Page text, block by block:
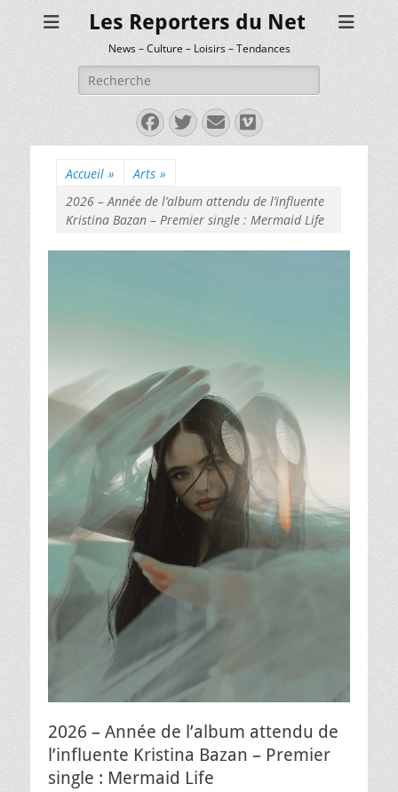
Les Reporters du Net
News – Culture – Loisirs – Tendances
Rechercher :
Facebook
Twitter
E-
mail
Vimeo
Accueil » Arts »
2026 – Année de l’album attendu de l’influente
Kristina Bazan – Premier single : Mermaid Life
2026 – Année de l’album attendu de
l’influente Kristina Bazan – Premier
single : Mermaid Life